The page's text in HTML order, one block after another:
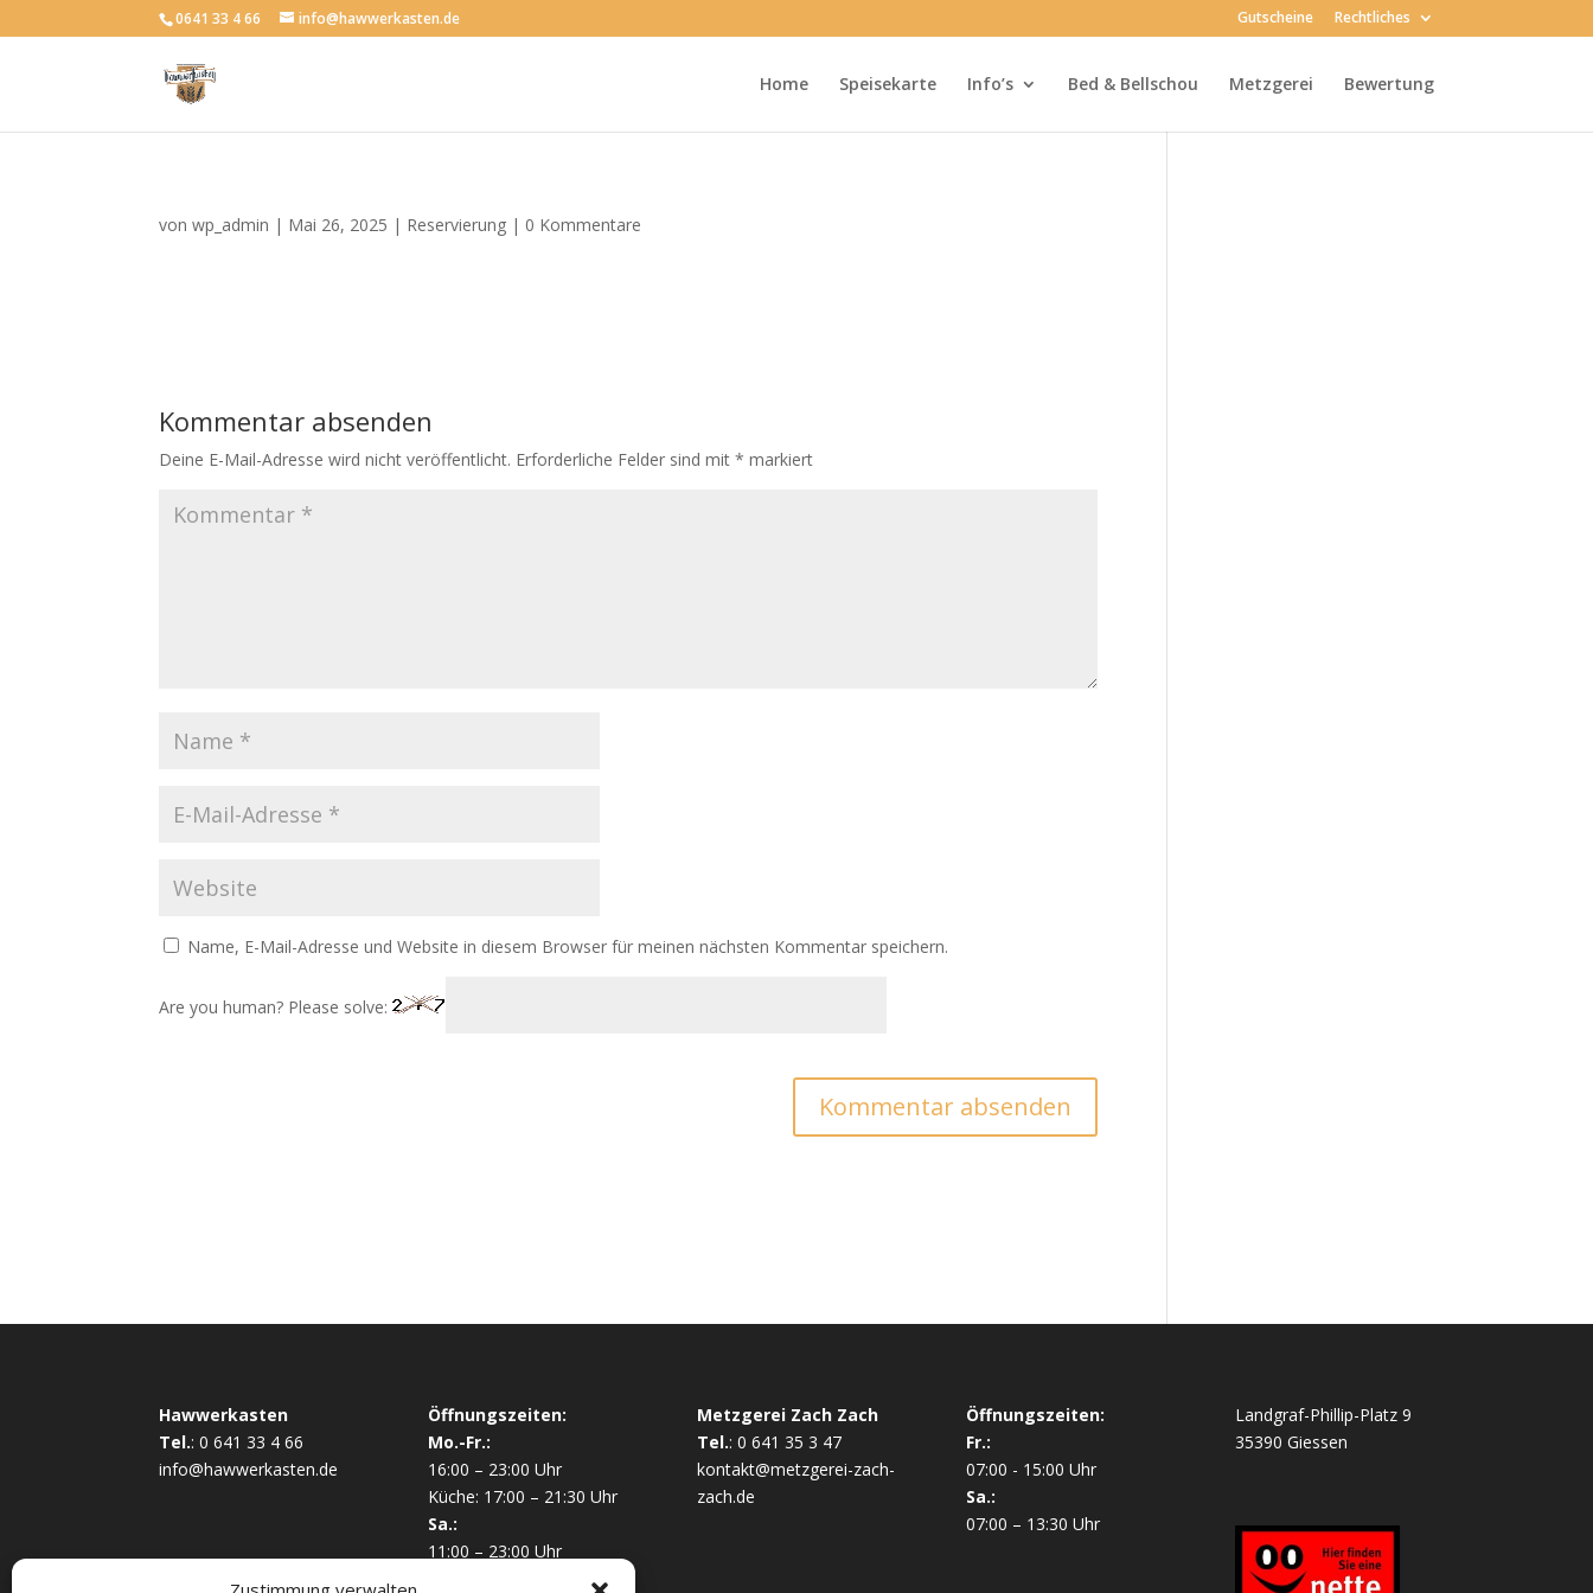
0641 33 4 66 info@hawwerkasten.de Gutscheine Rechtliches
Home Speisekarte Info’s Bed & Bellschou Metzgerei Bewertung
vonwp_admin | Mai 26, 2025 | Reservierung | 0 Kommentare
Kommentar absenden
Deine E-Mail-Adresse wird nicht veröffentlicht. Erforderliche Felder sind mit* markiert
Name, E-Mail-Adresse und Website in diesem Browser für meinen nächsten Kommentar speichern.
Are you human? Please solve:
Hawwerkasten
Tel.: 0 641 33 4 66
info@hawwerkasten.de
Öffnungszeiten:
Mo.-Fr.:
16:00 – 23:00 Uhr
Küche: 17:00 – 21:30 Uhr
Sa.:
11:00 – 23:00 Uhr
Metzgerei Zach Zach
Tel.: 0 641 35 3 47
kontakt@metzgerei-zach-
zach.de
Öffnungszeiten:
Fr.:
07:00 - 15:00 Uhr
Sa.:
07:00 – 13:30 Uhr
Landgraf-Phillip-Platz 9
35390 Giessen